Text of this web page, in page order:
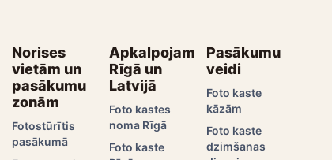
Norises
vietām un
pasākumu
zonām
Fotostūrītis
pasākumā
Apkalpojam
Rīgā un
Latvijā
Foto kastes
noma Rīgā
Foto kaste
Pasākumu
veidi
Foto kaste
kāzām
Foto kaste
dzimšanas